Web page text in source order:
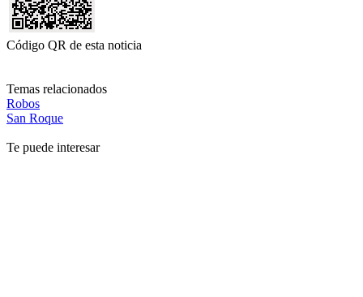
Código QR de esta noticia
Temas relacionados
Robos
San Roque
Te puede interesar